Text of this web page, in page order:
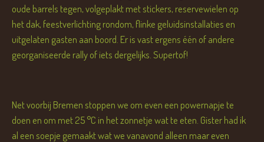
oude barrels tegen, volgeplakt met stickers, reservewielen op
het dak, feestverlichting rondom, flinke geluidsinstallaties en
uitgelaten gasten aan boord. Er is vast ergens één of andere
georganiseerde rally of iets dergelijks. Supertof!
Net voorbij Bremen stoppen we om even een powernapje te
doen en om met 25 °C in het zonnetje wat te eten. Gister had ik
al een soepje gemaakt wat we vanavond alleen maar even